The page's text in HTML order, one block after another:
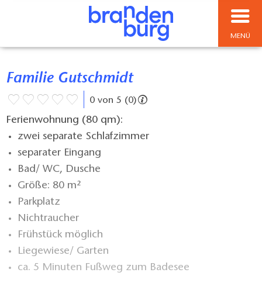
MENÜ
Familie Gutschmidt
0 von 5 (0)
Ferienwohnung (80 qm):
zwei separate Schlafzimmer
separater Eingang
Bad/ WC, Dusche
Größe: 80 m²
Parkplatz
Nichtraucher
Frühstück möglich
Liegewiese/ Garten
ca. 5 Minuten Fußweg zum Badesee